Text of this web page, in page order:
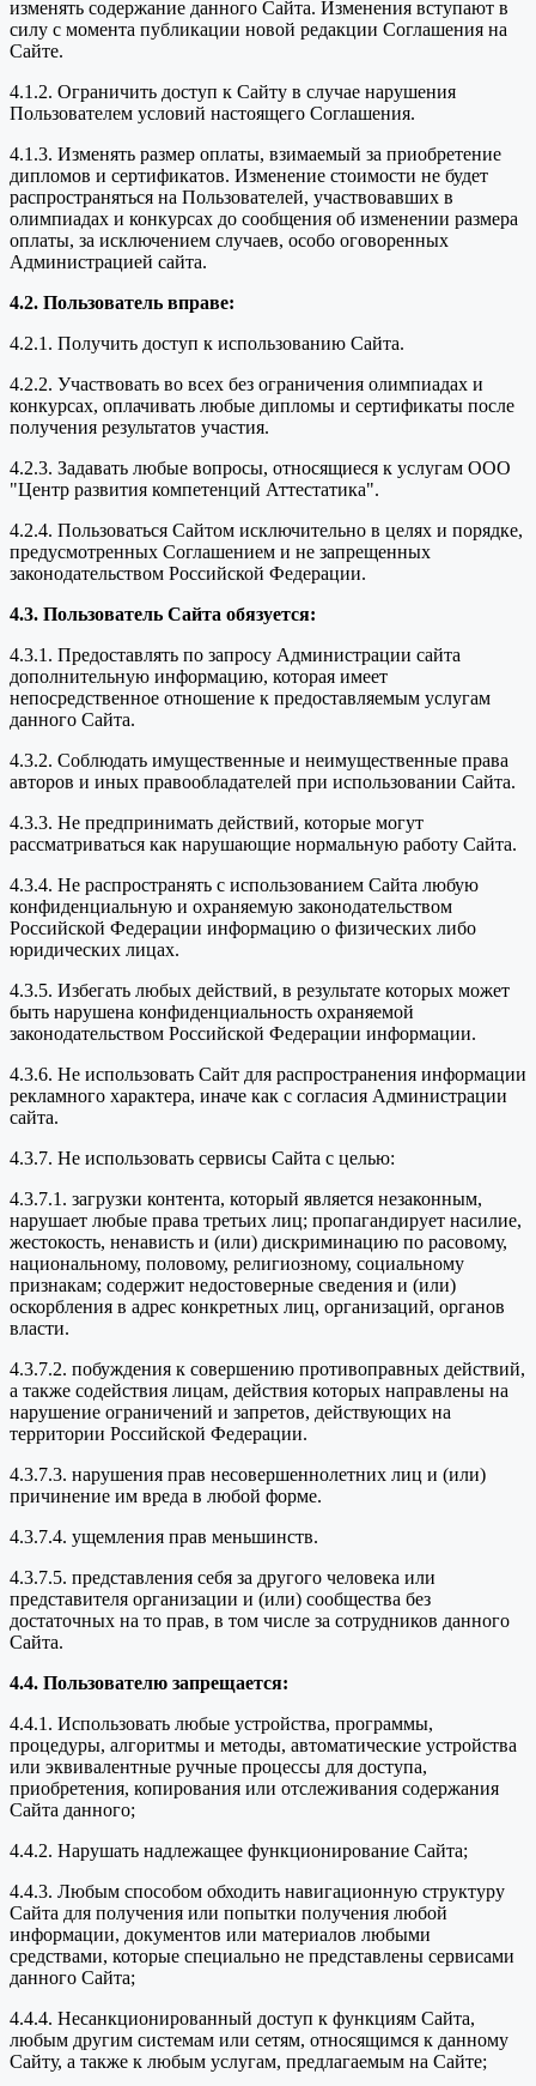
изменять содержание данного Сайта. Изменения вступают в
силу с момента публикации новой редакции Соглашения на
Сайте.
4.1.2. Ограничить доступ к Сайту в случае нарушения
Пользователем условий настоящего Соглашения.
4.1.3. Изменять размер оплаты, взимаемый за приобретение
дипломов и сертификатов. Изменение стоимости не будет
распространяться на Пользователей, участвовавших в
олимпиадах и конкурсах до сообщения об изменении размера
оплаты, за исключением случаев, особо оговоренных
Администрацией сайта.
4.2. Пользователь вправе:
4.2.1. Получить доступ к использованию Сайта.
4.2.2. Участвовать во всех без ограничения олимпиадах и
конкурсах, оплачивать любые дипломы и сертификаты после
получения результатов участия.
4.2.3. Задавать любые вопросы, относящиеся к услугам ООО
"Центр развития компетенций Аттестатика".
4.2.4. Пользоваться Сайтом исключительно в целях и порядке,
предусмотренных Соглашением и не запрещенных
законодательством Российской Федерации.
4.3. Пользователь Сайта обязуется:
4.3.1. Предоставлять по запросу Администрации сайта
дополнительную информацию, которая имеет
непосредственное отношение к предоставляемым услугам
данного Сайта.
4.3.2. Соблюдать имущественные и неимущественные права
авторов и иных правообладателей при использовании Сайта.
4.3.3. Не предпринимать действий, которые могут
рассматриваться как нарушающие нормальную работу Сайта.
4.3.4. Не распространять с использованием Сайта любую
конфиденциальную и охраняемую законодательством
Российской Федерации информацию о физических либо
юридических лицах.
4.3.5. Избегать любых действий, в результате которых может
быть нарушена конфиденциальность охраняемой
законодательством Российской Федерации информации.
4.3.6. Не использовать Сайт для распространения информации
рекламного характера, иначе как с согласия Администрации
сайта.
4.3.7. Не использовать сервисы Сайта с целью:
4.3.7.1. загрузки контента, который является незаконным,
нарушает любые права третьих лиц; пропагандирует насилие,
жестокость, ненависть и (или) дискриминацию по расовому,
национальному, половому, религиозному, социальному
признакам; содержит недостоверные сведения и (или)
оскорбления в адрес конкретных лиц, организаций, органов
власти.
4.3.7.2. побуждения к совершению противоправных действий,
а также содействия лицам, действия которых направлены на
нарушение ограничений и запретов, действующих на
территории Российской Федерации.
4.3.7.3. нарушения прав несовершеннолетних лиц и (или)
причинение им вреда в любой форме.
4.3.7.4. ущемления прав меньшинств.
4.3.7.5. представления себя за другого человека или
представителя организации и (или) сообщества без
достаточных на то прав, в том числе за сотрудников данного
Сайта.
4.4. Пользователю запрещается:
4.4.1. Использовать любые устройства, программы,
процедуры, алгоритмы и методы, автоматические устройства
или эквивалентные ручные процессы для доступа,
приобретения, копирования или отслеживания содержания
Сайта данного;
4.4.2. Нарушать надлежащее функционирование Сайта;
4.4.3. Любым способом обходить навигационную структуру
Сайта для получения или попытки получения любой
информации, документов или материалов любыми
средствами, которые специально не представлены сервисами
данного Сайта;
4.4.4. Несанкционированный доступ к функциям Сайта,
любым другим системам или сетям, относящимся к данному
Сайту, а также к любым услугам, предлагаемым на Сайте;